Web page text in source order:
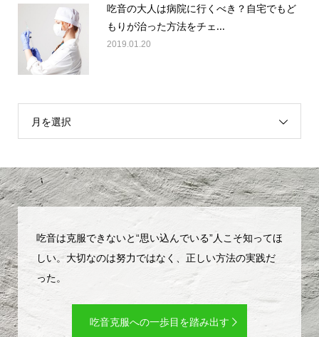
吃音の大人は病院に行くべき？自宅でもど
もりが治った方法をチェ...
2019.01.20
月を選択
吃音は克服できないと“思い込んでいる”人こそ知ってほ
しい。大切なのは努力ではなく、正しい方法の実践だ
った。
吃音克服への一歩目を踏み出す